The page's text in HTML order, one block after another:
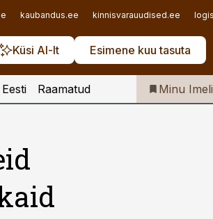
kaubandus.ee kinnisvarauudised.ee
Küsi AI-lt Esimene kuu tasuta
Telli Imeline
Eesti Raamatud Minu